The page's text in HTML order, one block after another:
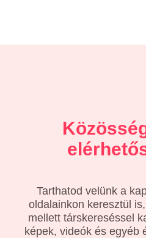
Tarthatod velünk a
oldalainkon keresztül
mellett társkereséssel
képek, videók és egyéb